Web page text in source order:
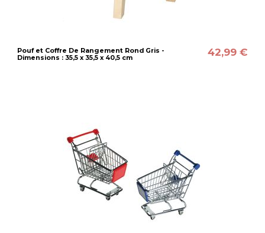
Pouf et Coffre De Rangement Rond Gris -
Dimensions : 35,5 x 35,5 x 40,5 cm
42,99 €